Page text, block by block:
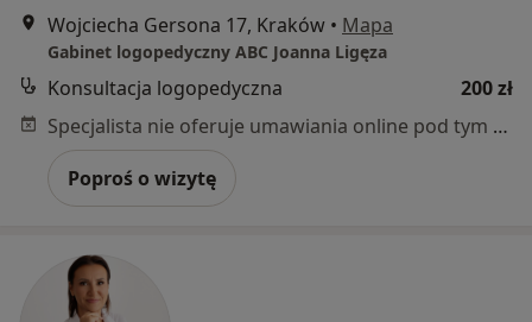
Wojciecha Gersona 17, Kraków • Mapa
Gabinet logopedyczny ABC Joanna Ligęza
Konsultacja logopedyczna
200 zł
Specjalista nie oferuje umawiania online pod tym adresem.
Poproś o wizytę